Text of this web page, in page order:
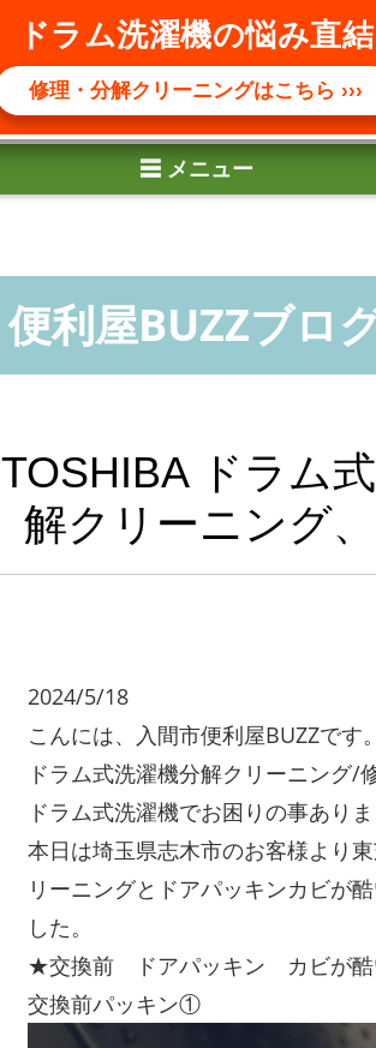
☰ メニュー
ドラム洗濯機の悩み直結
修理・分解クリーニングはこちら ›››
TOSHIBA ドラム
解クリーニング
2024/5/18
こんには、入間市便利屋BUZZです。
ドラム式洗濯機分解クリーニング/
ドラム式洗濯機でお困りの事あり
本日は埼玉県志木市のお客様より
リーニングとドアパッキンカビが
した。
★交換前 ドアパッキン カビが
交換前パッキン①